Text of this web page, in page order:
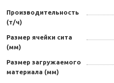
Производительность
(т/ч)
Размер ячейки сита
(мм)
Размер загружаемого
материала (мм)